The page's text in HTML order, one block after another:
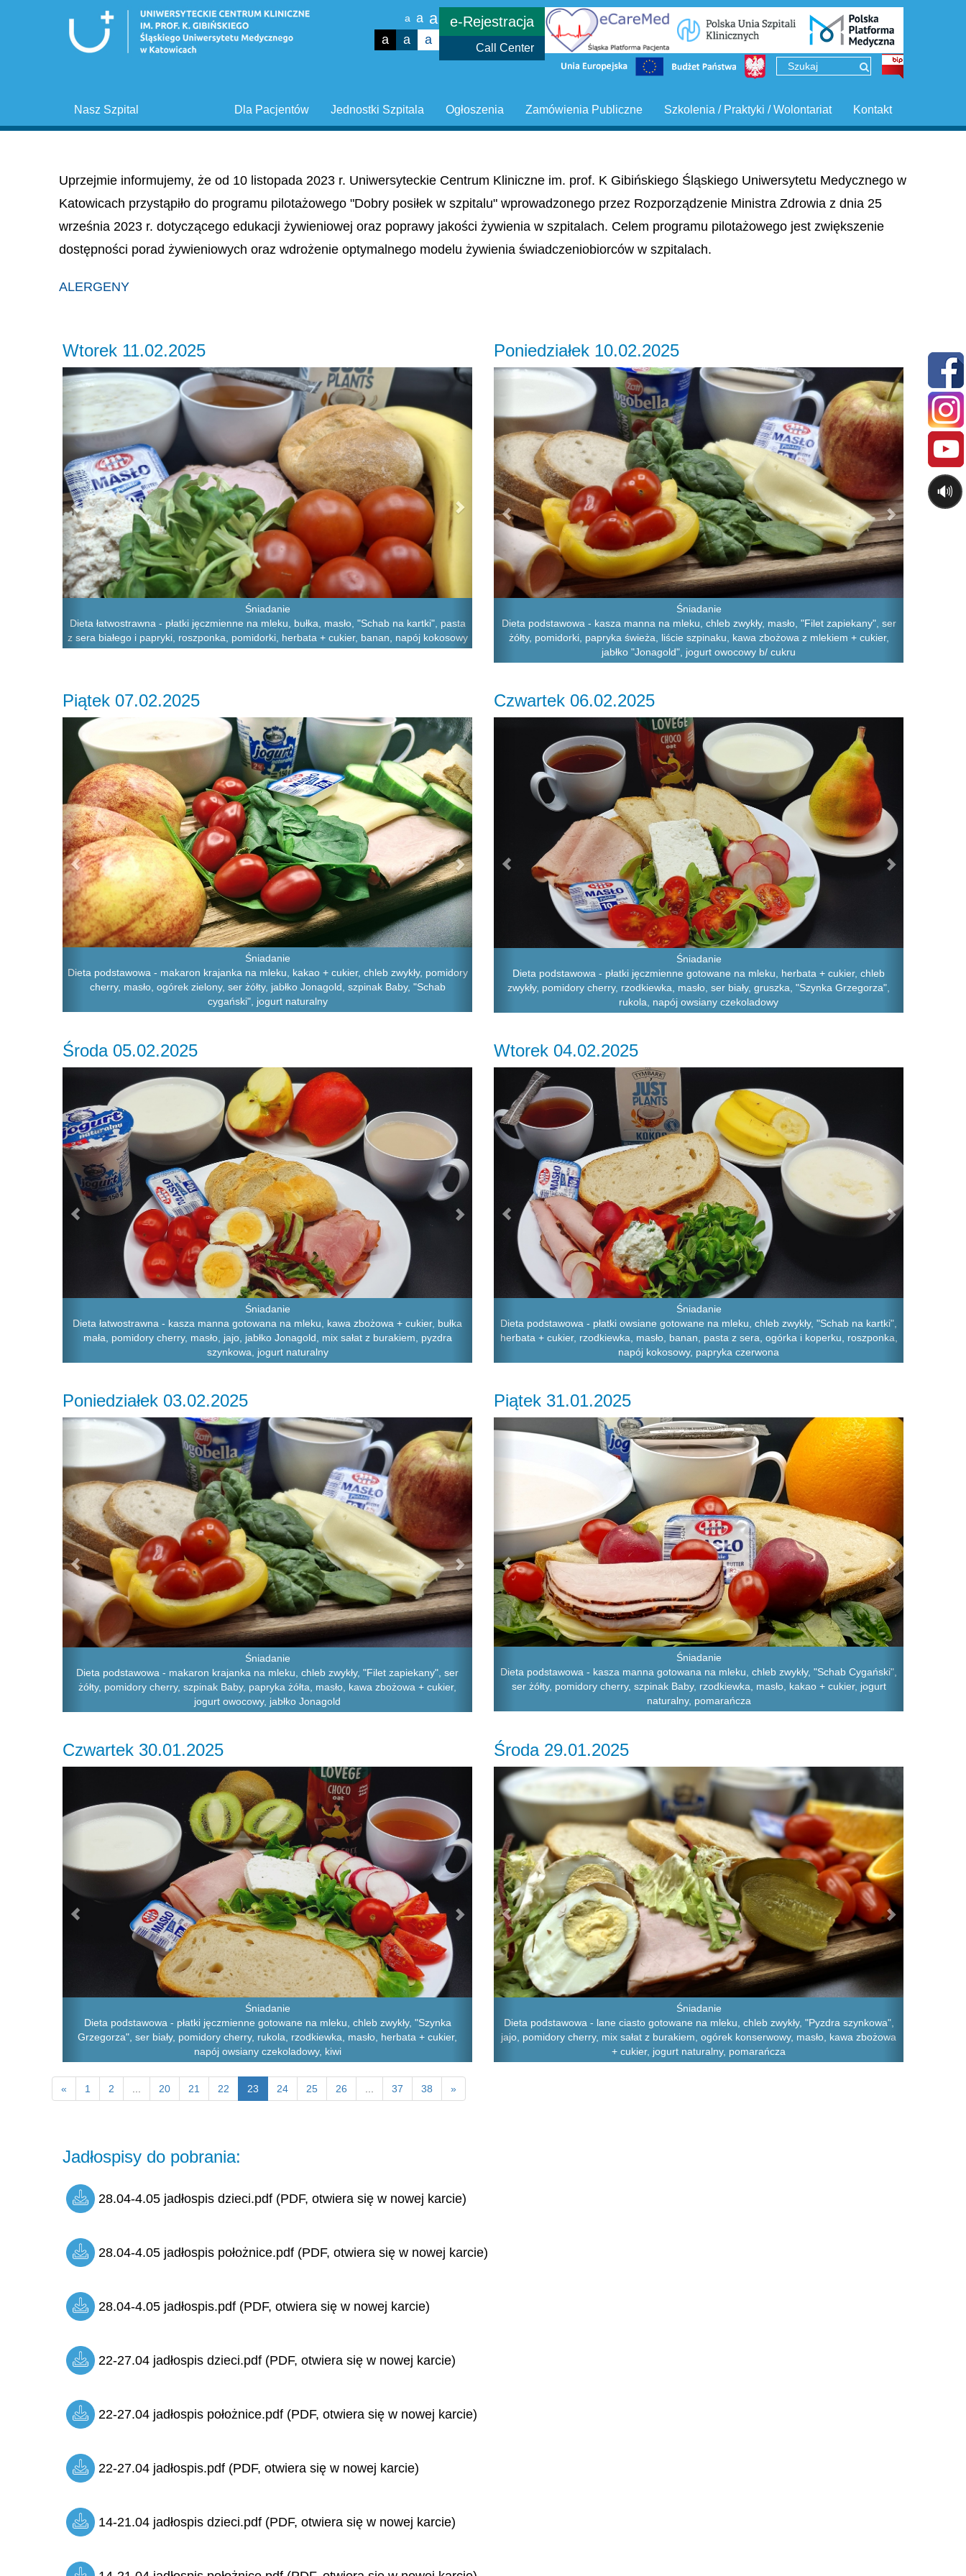
a a a
a a a
e-Rejestracja
Call Center
Kontakt
Szkolenia / Praktyki / Wolontariat
Zamówienia Publiczne
Ogłoszenia
Jednostki Szpitala
Dla Pacjentów
Nasz Szpital
Uprzejmie informujemy, że od 10 listopada 2023 r. Uniwersyteckie Centrum Kliniczne im. prof. K Gibińskiego Śląskiego Uniwersytetu Medycznego w
Katowicach przystąpiło do programu pilotażowego "Dobry posiłek w szpitalu" wprowadzonego przez Rozporządzenie Ministra Zdrowia z dnia 25
września 2023 r. dotyczącego edukacji żywieniowej oraz poprawy jakości żywienia w szpitalach. Celem programu pilotażowego jest zwiększenie
dostępności porad żywieniowych oraz wdrożenie optymalnego modelu żywienia świadczeniobiorców w szpitalach.
ALERGENY
Wtorek 11.02.2025
Śniadanie
Dieta łatwostrawna - płatki jęczmienne na mleku, bułka, masło, "Schab na kartki", pasta
z sera białego i papryki, roszponka, pomidorki, herbata + cukier, banan, napój kokosowy
Previous Next
Poniedziałek 10.02.2025
Śniadanie
Dieta podstawowa - kasza manna na mleku, chleb zwykły, masło, "Filet zapiekany", ser
żółty, pomidorki, papryka świeża, liście szpinaku, kawa zbożowa z mlekiem + cukier,
jabłko "Jonagold", jogurt owocowy b/ cukru
Previous Next
Piątek 07.02.2025
Śniadanie
Dieta podstawowa - makaron krajanka na mleku, kakao + cukier, chleb zwykły, pomidory
cherry, masło, ogórek zielony, ser żółty, jabłko Jonagold, szpinak Baby, "Schab
cygański", jogurt naturalny
Previous Next
Czwartek 06.02.2025
Śniadanie
Dieta podstawowa - płatki jęczmienne gotowane na mleku, herbata + cukier, chleb
zwykły, pomidory cherry, rzodkiewka, masło, ser biały, gruszka, "Szynka Grzegorza",
rukola, napój owsiany czekoladowy
Środa 05.02.2025
Śniadanie
Dieta łatwostrawna - kasza manna gotowana na mleku, kawa zbożowa + cukier, bułka
mała, pomidory cherry, masło, jajo, jabłko Jonagold, mix sałat z burakiem, pyzdra
szynkowa, jogurt naturalny
Wtorek 04.02.2025
Śniadanie
Dieta podstawowa - płatki owsiane gotowane na mleku, chleb zwykły, "Schab na kartki",
herbata + cukier, rzodkiewka, masło, banan, pasta z sera, ogórka i koperku, roszponka,
napój kokosowy, papryka czerwona
Previous
Poniedziałek 03.02.2025
Śniadanie
Dieta podstawowa - makaron krajanka na mleku, chleb zwykły, "Filet zapiekany", ser
żółty, pomidory cherry, szpinak Baby, papryka żółta, masło, kawa zbożowa + cukier,
jogurt owocowy, jabłko Jonagold
Previous Next
Piątek 31.01.2025
Śniadanie
Dieta podstawowa - kasza manna gotowana na mleku, chleb zwykły, "Schab Cygański",
ser żółty, pomidory cherry, szpinak Baby, rzodkiewka, masło, kakao + cukier, jogurt
naturalny, pomarańcza
Previous Next
Czwartek 30.01.2025
Śniadanie
Dieta podstawowa - płatki jęczmienne gotowane na mleku, chleb zwykły, "Szynka
Grzegorza", ser biały, pomidory cherry, rukola, rzodkiewka, masło, herbata + cukier,
napój owsiany czekoladowy, kiwi
Środa 29.01.2025
Śniadanie
Dieta podstawowa - lane ciasto gotowane na mleku, chleb zwykły, "Pyzdra szynkowa",
jajo, pomidory cherry, mix sałat z burakiem, ogórek konserwowy, masło, kawa zbożowa
+ cukier, jogurt naturalny, pomarańcza
Previous
« 1 2 20 21 22 23 24 25 26 37 38 »
Jadłospisy do pobrania:
28.04-4.05 jadłospis dzieci.pdf (PDF, otwiera się w nowej karcie)
28.04-4.05 jadłospis położnice.pdf (PDF, otwiera się w nowej karcie)
28.04-4.05 jadłospis.pdf (PDF, otwiera się w nowej karcie)
22-27.04 jadłospis dzieci.pdf (PDF, otwiera się w nowej karcie)
22-27.04 jadłospis położnice.pdf (PDF, otwiera się w nowej karcie)
22-27.04 jadłospis.pdf (PDF, otwiera się w nowej karcie)
14-21.04 jadłospis dzieci.pdf (PDF, otwiera się w nowej karcie)
🔊